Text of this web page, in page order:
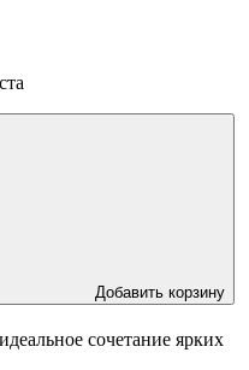
Добавить корзину
сочетание ярких